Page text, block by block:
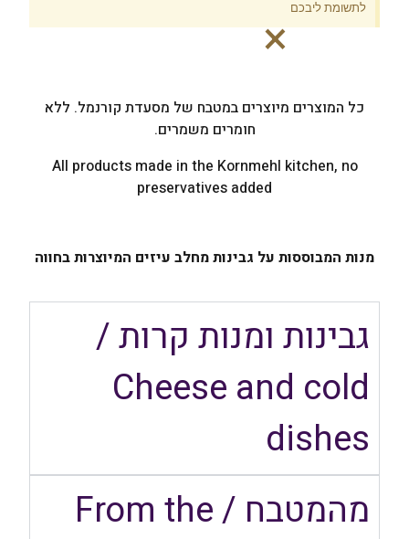
לתשומת ליבכם ×
כל המוצרים מיוצרים במטבח של מסעדת קורנמל. ללא
חומרים משמרים.
All products made in the Kornmehl kitchen, no
preservatives added
מנות המבוססות על גבינות מחלב עיזים המיוצרות בחווה
גבינות ומנות קרות /
Cheese and cold
dishes​
מהמטבח / From the